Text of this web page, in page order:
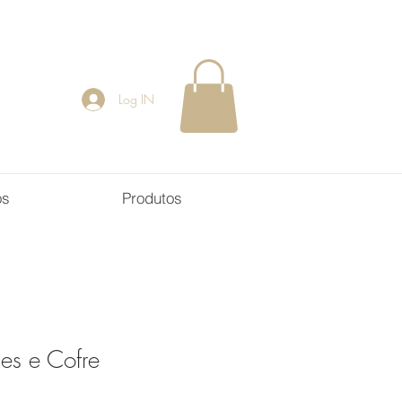
Log IN
Produtos
e Cofre